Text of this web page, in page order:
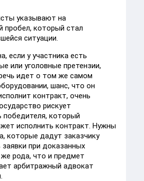
указывают на
пробел, который стал
ситуации.
если у участника есть
или уголовные претензии,
идет о том же самом
шанс, что он
контракт, очень
рискует
победителя, который
исполнить контракт. Нужны
которые дадут заказчику
при доказанных
рода, что и предмет
арбитражный адвокат